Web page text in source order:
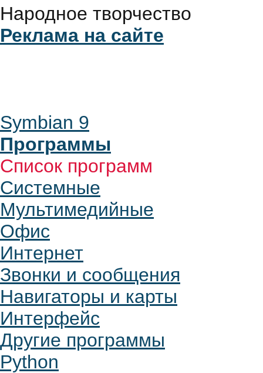
Народное творчество
Реклама на сайте
Symbian 9
Программы
Список программ
Системные
Мультимедийные
Офис
Интернет
Звонки и сообщения
Навигаторы и карты
Интерфейс
Другие программы
Python